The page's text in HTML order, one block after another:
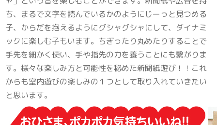
ち、まるで文字を読んでいるかのようにじーっと見つめる
子、からだを抱えるようにグシャグシャにして、ダイナミ
ックに楽しむ子もいます。ちぎったり丸めたりすることで
手先を細かく使い、手や指先の力を養うことにも繋がりま
す。様々な楽しみ方と可能性を秘めた新聞紙遊び！！これ
からも室内遊びの楽しみの１つとして取り入れていきたい
と思います。